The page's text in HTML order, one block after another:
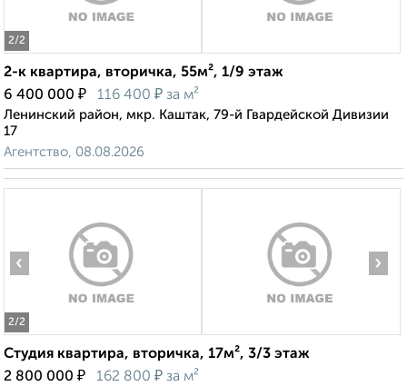
2/2
2-к квартира, вторичка, 55м², 1/9 этаж
6 400 000 ₽ 116 400 ₽ за м²
Ленинский район, мкр. Каштак, 79-й Гвардейской Дивизии
17
Агентство, 08.08.2026
2/2
‹ ›
Студия квартира, вторичка, 17м², 3/3 этаж
2 800 000 ₽ 162 800 ₽ за м²